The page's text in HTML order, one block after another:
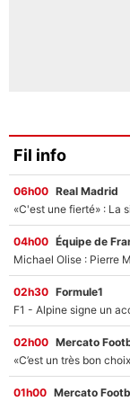
Fil info
06h00 Real Madrid
04h00 Équipe de
02h30 Formule1
02h00 Mercato
01h00 Mercato